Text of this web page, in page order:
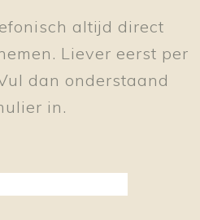
altijd direct
Liever eerst per
dan onderstaand
in.